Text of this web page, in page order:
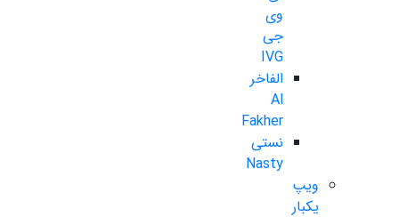
وی
جی
IVG
الفاخر
Al
Fakher
نستی
Nasty
ویپ
یکبار